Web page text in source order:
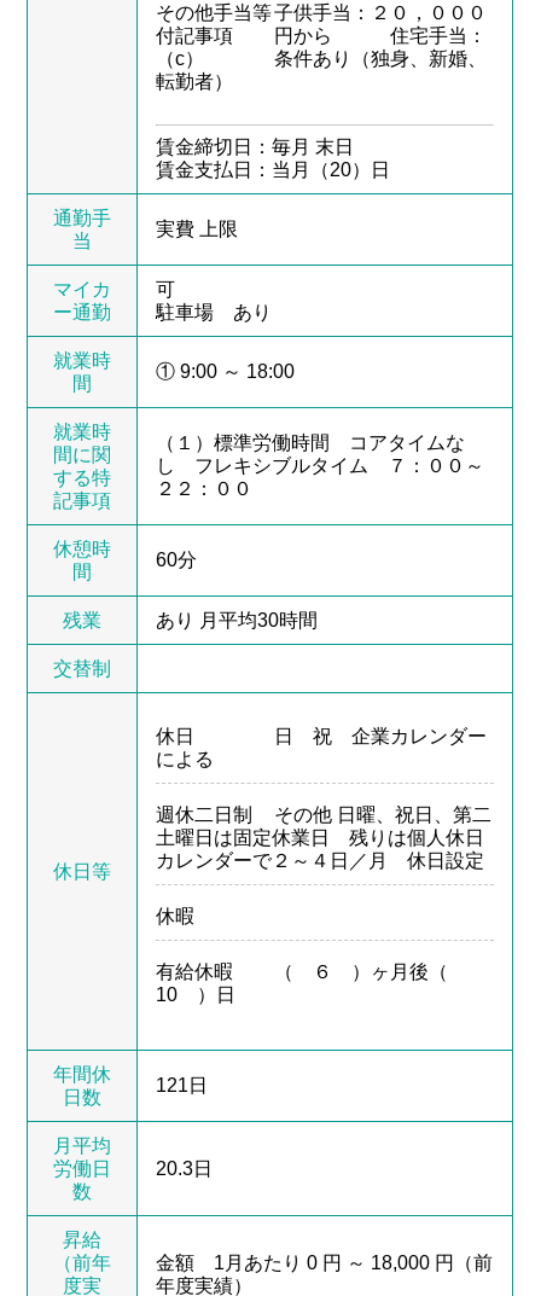
その他手当等
付記事項
（c）
子供手当：２０，０００
円から 住宅手当：
条件あり（独身、新婚、
転勤者）
賃金締切日：毎月 末日
賃金支払日：当月（20）日
通勤手
当
実費 上限
マイカ
ー通勤
可
駐車場 あり
就業時
間
① 9:00 ～ 18:00
就業時
間に関
する特
記事項
（１）標準労働時間 コアタイムな
し フレキシブルタイム ７：００～
２２：００
休憩時
間
60分
残業 あり 月平均30時間
交替制
休日等
休日
日 祝 企業カレンダー
による
週休二日制
その他 日曜、祝日、第二
土曜日は固定休業日 残りは個人休日
カレンダーで２～４日／月 休日設定
休暇
有給休暇
（ ６ ）ヶ月後（
10 ）日
年間休
日数
121日
月平均
労働日
数
20.3日
昇給
（前年
度実
金額 1月あたり 0 円 ～ 18,000 円（前
年度実績）